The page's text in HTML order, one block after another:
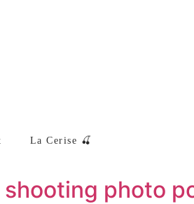
La Cerise 🍒
photo